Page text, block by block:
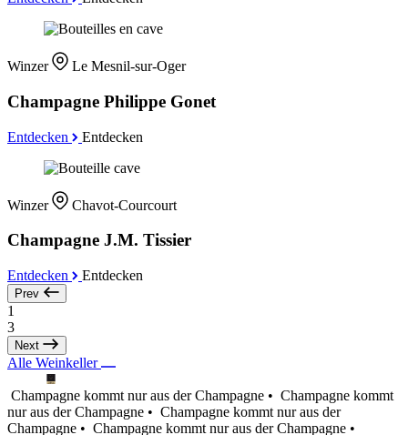
Winzer Le Mesnil-sur-Oger
Champagne Philippe Gonet
Entdecken Entdecken
Winzer Chavot-Courcourt
Champagne J.M. Tissier
Entdecken Entdecken
Prev
1
3
Next
Alle Weinkeller
Champagne kommt nur aus der Champagne • Champagne kommt
nur aus der Champagne • Champagne kommt nur aus der
Champagne • Champagne kommt nur aus der Champagne •